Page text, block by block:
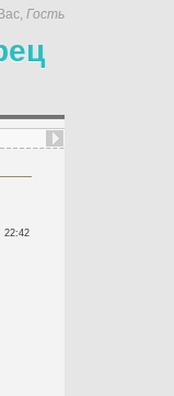
, Гость
22:42